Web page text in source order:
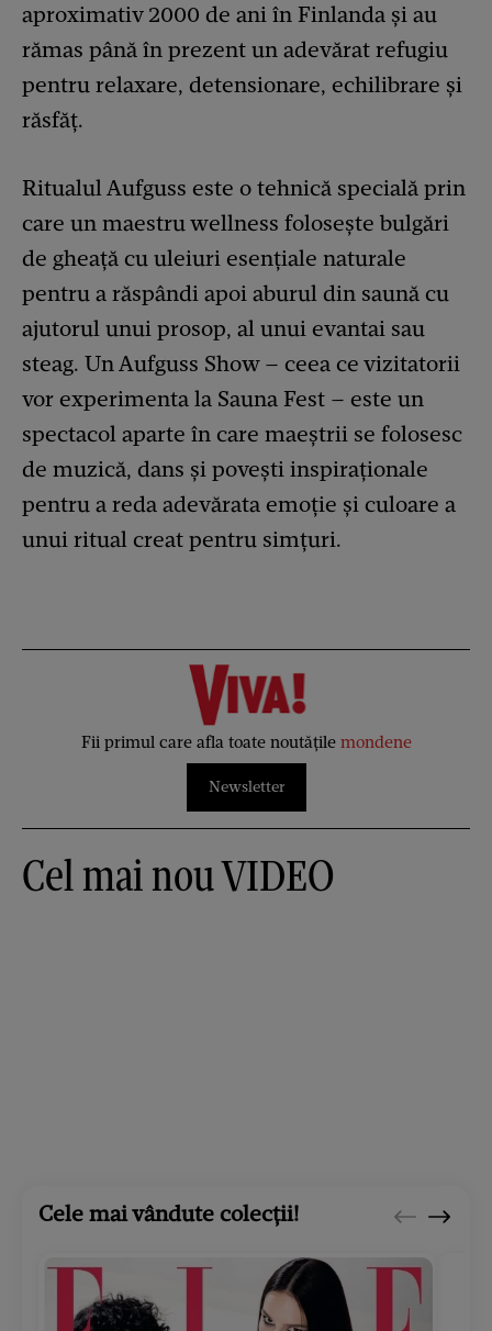
aproximativ 2000 de ani în Finlanda și au
rămas până în prezent un adevărat refugiu
pentru relaxare, detensionare, echilibrare și
răsfăț.
Ritualul Aufguss este o tehnică specială prin
care un maestru wellness folosește bulgări
de gheață cu uleiuri esențiale naturale
pentru a răspândi apoi aburul din saună cu
ajutorul unui prosop, al unui evantai sau
steag. Un Aufguss Show – ceea ce vizitatorii
vor experimenta la Sauna Fest – este un
spectacol aparte în care maeștrii se folosesc
de muzică, dans și povești inspiraționale
pentru a reda adevărata emoție și culoare a
unui ritual creat pentru simțuri.
Fii primul care afla toate noutățile mondene
Newsletter
Cel mai nou VIDEO
Cele mai vândute colecții!